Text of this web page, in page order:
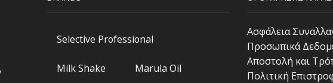
Selective Professional
Milk Shake Marula Oil
Ασφάλεια
Προσωπικά
Αποστολή και
Πολιτική